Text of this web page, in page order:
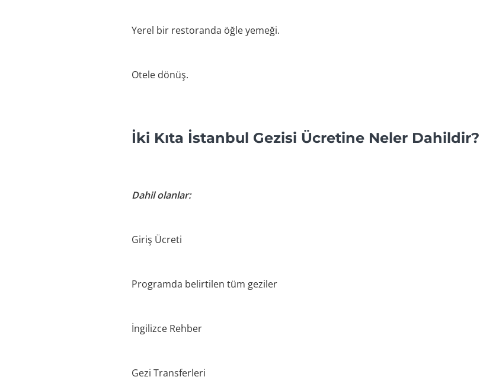
Yerel bir restoranda öğle yemeği.
Otele dönüş.
İki Kıta İstanbul Gezisi Ücretine Neler Dahildir?
Dahil olanlar:
Giriş Ücreti
Programda belirtilen tüm geziler
İngilizce Rehber
Gezi Transferleri